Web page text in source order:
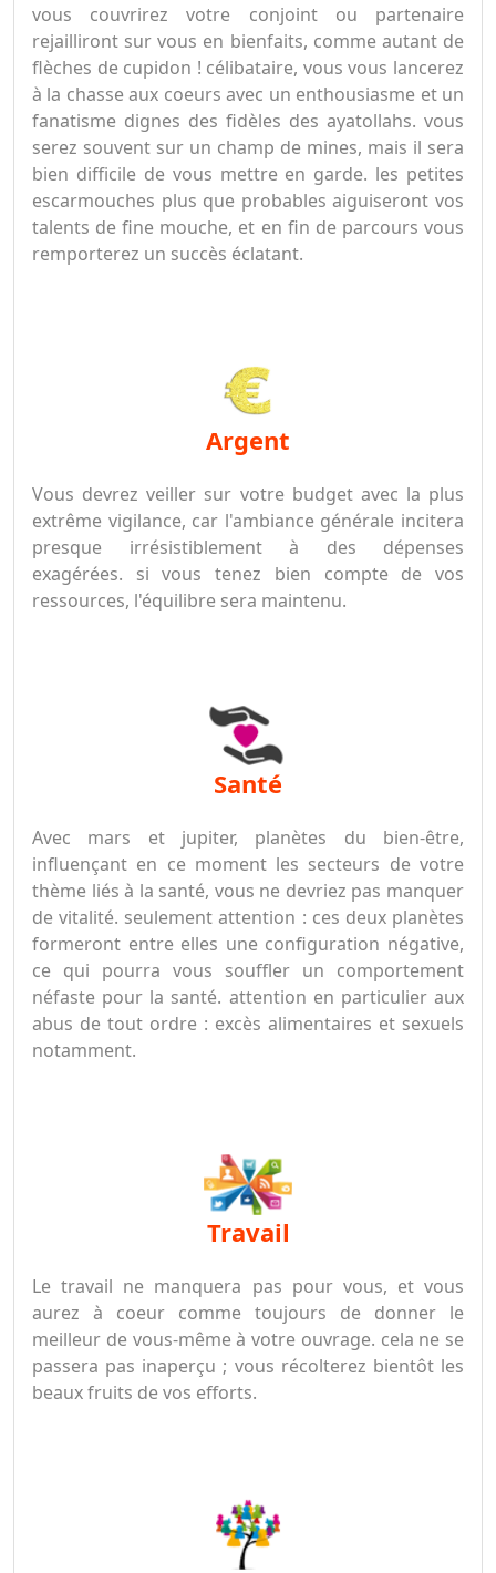
vous couvrirez votre conjoint ou partenaire
rejailliront sur vous en bienfaits, comme autant de
flèches de cupidon ! célibataire, vous vous lancerez
à la chasse aux coeurs avec un enthousiasme et un
fanatisme dignes des fidèles des ayatollahs. vous
serez souvent sur un champ de mines, mais il sera
bien difficile de vous mettre en garde. les petites
escarmouches plus que probables aiguiseront vos
talents de fine mouche, et en fin de parcours vous
remporterez un succès éclatant.
argent
Vous devrez veiller sur votre budget avec la plus
extrême vigilance, car l'ambiance générale incitera
presque irrésistiblement à des dépenses
exagérées. si vous tenez bien compte de vos
ressources, l'équilibre sera maintenu.
santé
Avec mars et jupiter, planètes du bien-être,
influençant en ce moment les secteurs de votre
thème liés à la santé, vous ne devriez pas manquer
de vitalité. seulement attention : ces deux planètes
formeront entre elles une configuration négative,
ce qui pourra vous souffler un comportement
néfaste pour la santé. attention en particulier aux
abus de tout ordre : excès alimentaires et sexuels
notamment.
travail
Le travail ne manquera pas pour vous, et vous
aurez à coeur comme toujours de donner le
meilleur de vous-même à votre ouvrage. cela ne se
passera pas inaperçu ; vous récolterez bientôt les
beaux fruits de vos efforts.